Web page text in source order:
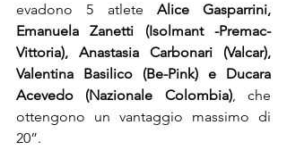
evadono 5 atlete Alice Gasparrini,
Emanuela Zanetti (Isolmant -Premac-
Vittoria), Anastasia Carbonari (Valcar),
Valentina Basilico (Be-Pink) e Ducara
Acevedo (Nazionale Colombia), che
ottengono un vantaggio massimo di
20”.